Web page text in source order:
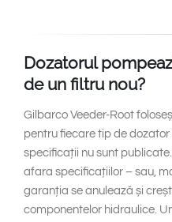
Dozatorul
de un filtru nou?
Gilbarco Veeder-Root
pentru fiecare tip de
specificații nu sunt
afara specificațiilor – sau,
garanția se anulează și
componentelor hidraulice.